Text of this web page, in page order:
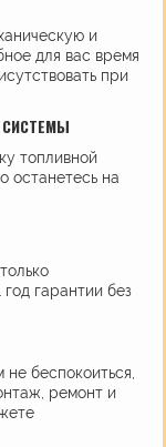
и
для вас время
при
топливной
останетесь на
гарантии без
беспокоиться,
ремонт и